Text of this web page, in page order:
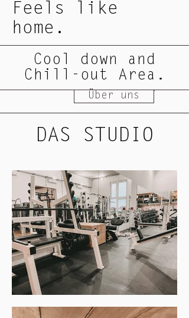
Feels like
home.
Cool down and
Chill-out Area.
Über uns
DAS STUDIO